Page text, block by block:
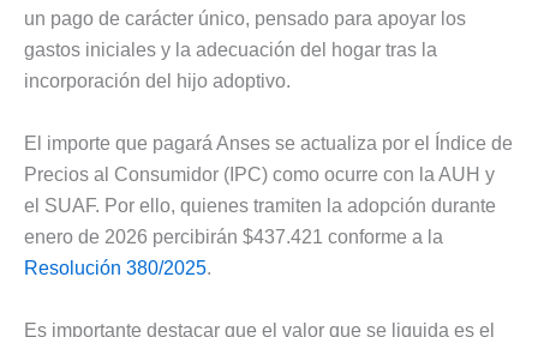
un pago de carácter único, pensado para apoyar los
gastos iniciales y la adecuación del hogar tras la
incorporación del hijo adoptivo.
El importe que pagará Anses se actualiza por el Índice de
Precios al Consumidor (IPC) como ocurre con la AUH y
el SUAF. Por ello, quienes tramiten la adopción durante
enero de 2026 percibirán $437.421 conforme a la
Resolución 380/2025.
Es importante destacar que el valor que se liquida es el